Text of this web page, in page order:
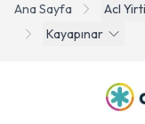
Ana Sayfa Acl
Kayapınar